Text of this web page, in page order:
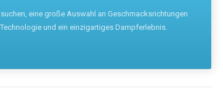
eine große Auswahl an Geschmacksrichtungen
und ein einzigartiges Dampferlebnis.